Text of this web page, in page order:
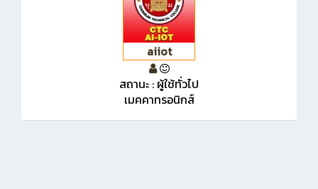
aiiot
สถานะ : ผู้ใช้ทั่วไป
เมคคาทรอนิกส์